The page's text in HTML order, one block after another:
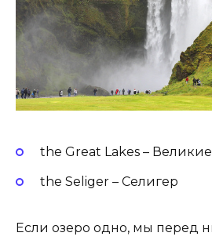
the Great Lakes –
the Seliger – Селигер
Если озеро одно, мы перед